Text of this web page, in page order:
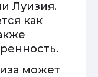
Луизия.
как
может